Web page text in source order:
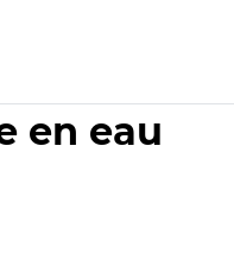
en eau